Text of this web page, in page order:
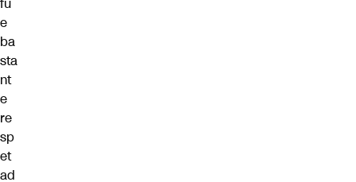
e
ba
sta
nt
e
re
sp
et
ad